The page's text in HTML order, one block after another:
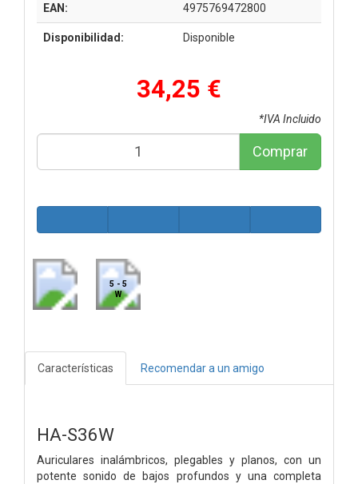
EAN: 4975769472800
Disponibilidad: Disponible
34,25 €
*IVA Incluido
Comprar
5 - 5
W
Características Recomendar a un amigo
HA-S36W
Auriculares inalámbricos, plegables y planos, con un
potente sonido de bajos profundos y una completa